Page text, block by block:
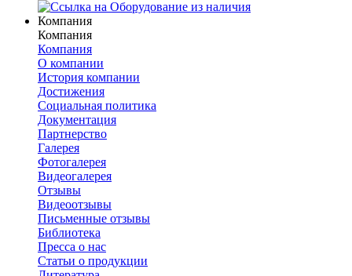
Компания
Компания
Компания
О компании
История компании
Достижения
Социальная политика
Документация
Партнерство
Галерея
Фотогалерея
Видеогалерея
Отзывы
Видеоотзывы
Письменные отзывы
Библиотека
Пресса о нас
Статьи о продукции